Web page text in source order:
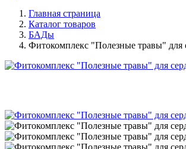
Главная страница
Каталог товаров
БАДы
Фитокомплекс "Полезные травы" для